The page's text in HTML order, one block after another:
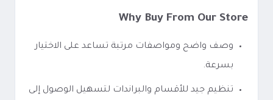
Why Buy From Our Store
وصف واضح ومواصفات مرتبة تساعد على الاختيار
بسرعة.
تنظيم جيد للأقسام والبراندات لتسهيل الوصول إلى